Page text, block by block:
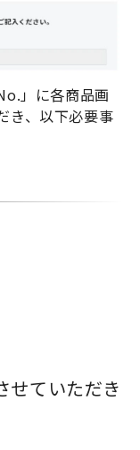
」に各商品画
き、以下必要事
せていただき